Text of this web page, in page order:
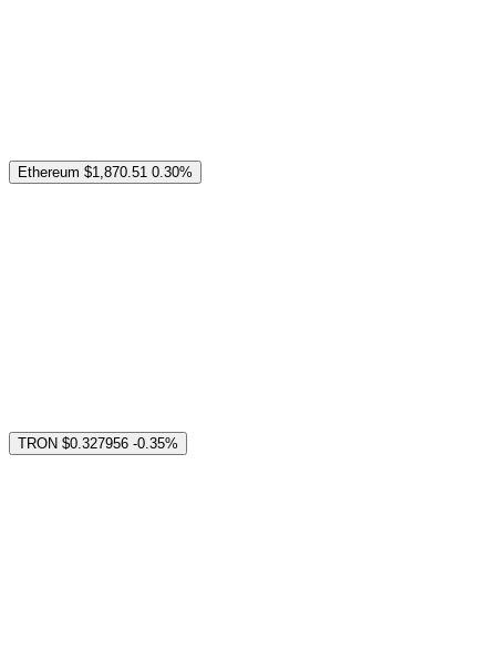
Ethereum $1,870.51 0.30%
TRON $0.327956 -0.35%